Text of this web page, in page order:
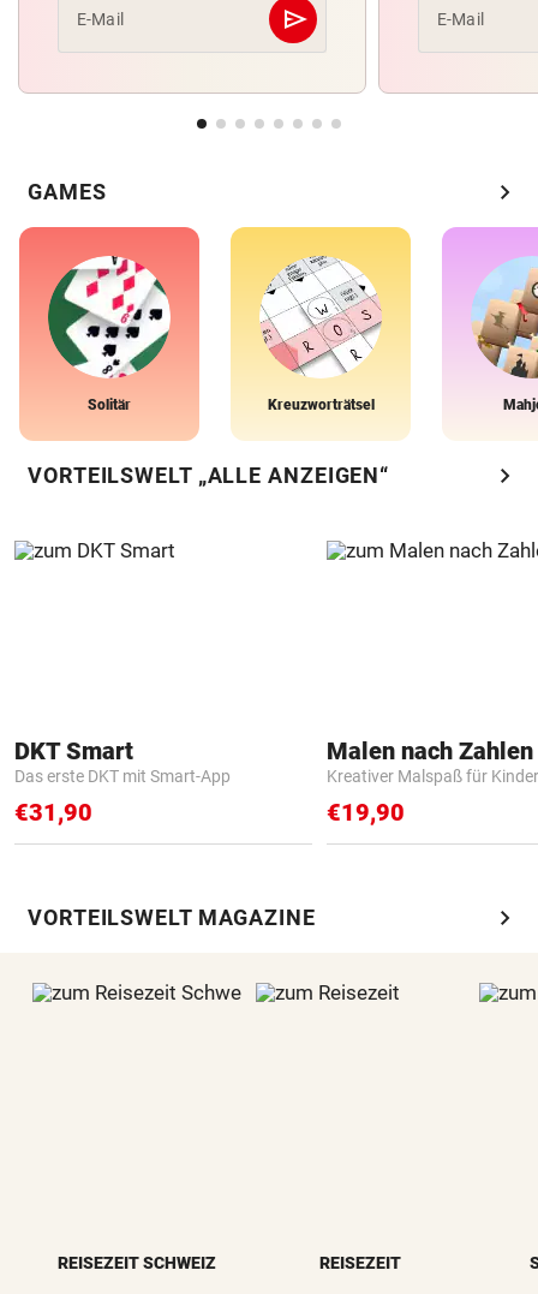
E-Mail send
Abschicken E-Mail
GAMES chevron_right
Solitär Kreuzworträtsel
VORTEILSWELT „ALLE ANZEIGEN“ chevron_right
DKT Smart
Das erste DKT mit Smart-App
€31,90
Kreativer Malspaß für Kinder
€19,90
VORTEILSWELT MAGAZINE chevron_right
REISEZEIT SCHWEIZ REISEZEIT